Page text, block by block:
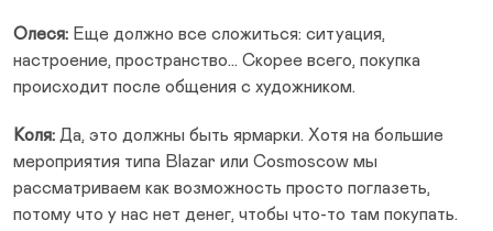
Олеся: Еще должно все сложиться: ситуация,
настроение, пространство… Скорее всего, покупка
происходит после общения с художником.
Коля: Да, это должны быть ярмарки. Хотя на большие
мероприятия типа Blazar или Cosmoscow мы
рассматриваем как возможность просто поглазеть,
потому что у нас нет денег, чтобы что-то там покупать.